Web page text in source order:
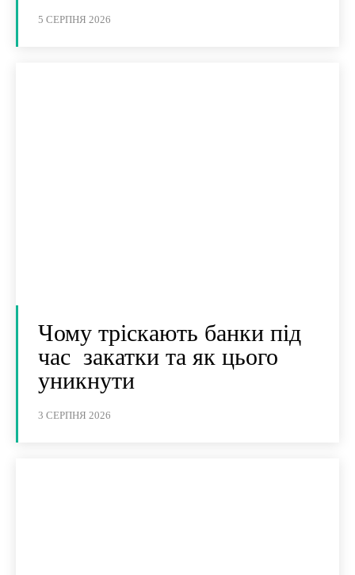
5 СЕРПНЯ 2026
Чому тріскають банки під
час закатки та як цього
уникнути
3 СЕРПНЯ 2026